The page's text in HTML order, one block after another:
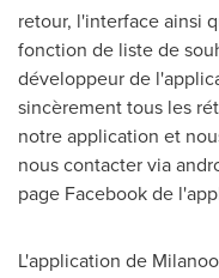
retour, l'interface ainsi
fonction de liste de
développeur de
sincèrement tous les
notre application et
nous contacter via
page Facebook de
L'application de